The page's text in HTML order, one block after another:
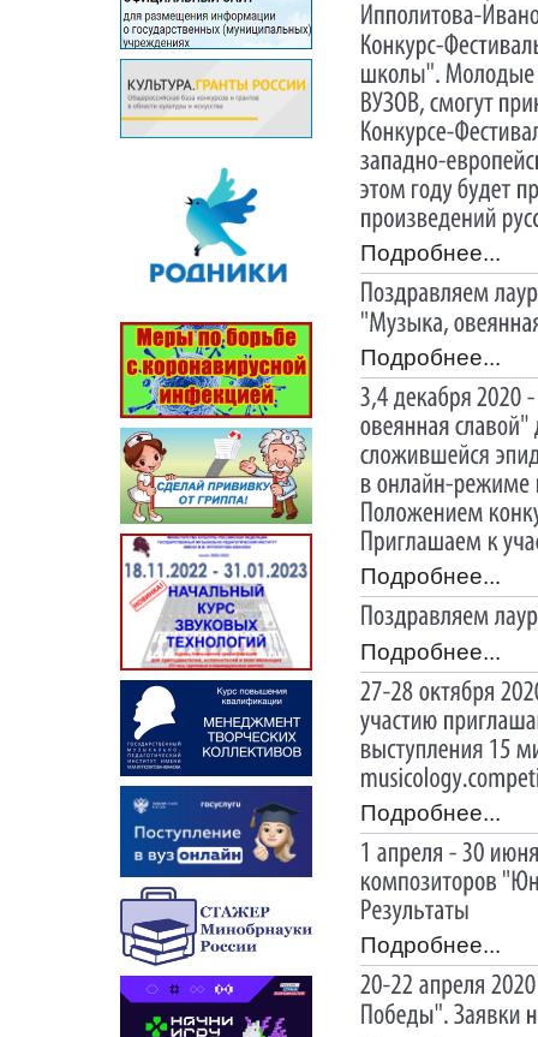
Подробнее...
Подробнее...
Подробнее...
Подробнее...
Подробнее...
Подробнее...